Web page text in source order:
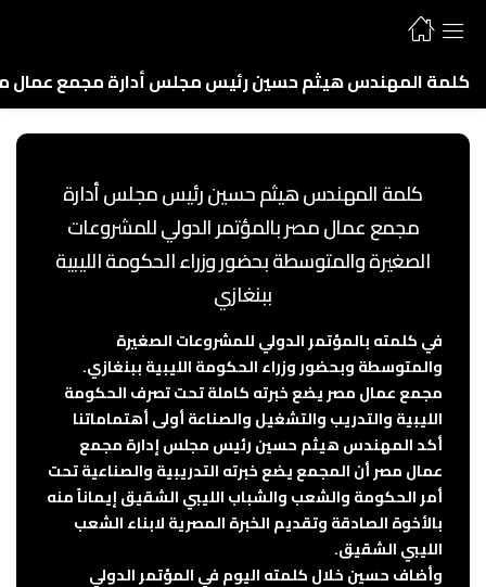
كلمة المهندس هيثم حسين رئيس مجلس أدارة مجمع عمال مصر
كلمة المهندس هيثم حسين رئيس مجلس أدارة
مجمع عمال مصر بالمؤتمر الدولي للمشروعات
الصغيرة والمتوسطة بحضور وزراء الحكومة الليبية
ببنغازي
في كلمته بالمؤتمر الدولي للمشروعات الصغيرة
والمتوسطة وبحضور وزراء الحكومة الليبية ببنغازي.
مجمع عمال مصر يضع خبرته كاملة تحت تصرف الحكومة
الليبية والتدريب والتشغيل والصناعة أولى أهتماماتنا
أكد المهندس هيثم حسين رئيس مجلس إدارة مجمع
عمال مصر أن المجمع يضع خبرته التدريبية والصناعية تحت
أمر الحكومة والشعب والشباب الليبي الشقيق إيماناً منه
بالأخوة الصادقة وتقديم الخبرة المصرية لابناء الشعب
الليبي الشقيق.
وأضاف حسين خلال كلمته اليوم في المؤتمر الدولي